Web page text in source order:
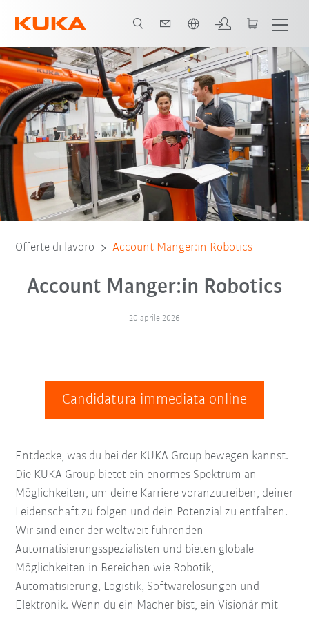
Offerte di lavoro Account Manger:in Robotics
Account Manger:in Robotics
20 aprile 2026
Candidatura immediata online
Entdecke, was du bei der KUKA Group bewegen kannst.
Die KUKA Group bietet ein enormes Spektrum an
Möglichkeiten, um deine Karriere voranzutreiben, deiner
Leidenschaft zu folgen und dein Potenzial zu entfalten.
Wir sind einer der weltweit führenden
Automatisierungsspezialisten und bieten globale
Möglichkeiten in Bereichen wie Robotik,
Automatisierung, Logistik, Softwarelösungen und
Elektronik. Wenn du ein Macher bist, ein Visionär mit